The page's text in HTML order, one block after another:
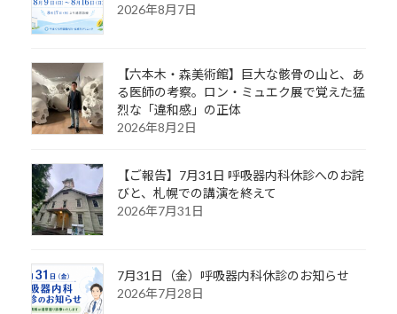
2026年8月7日
【六本木・森美術館】巨大な骸骨の山と、あ
る医師の考察。ロン・ミュエク展で覚えた猛
烈な「違和感」の正体
2026年8月2日
【ご報告】7月31日 呼吸器内科休診へのお詫
びと、札幌での講演を終えて
2026年7月31日
7月31日（金）呼吸器内科休診のお知らせ
2026年7月28日